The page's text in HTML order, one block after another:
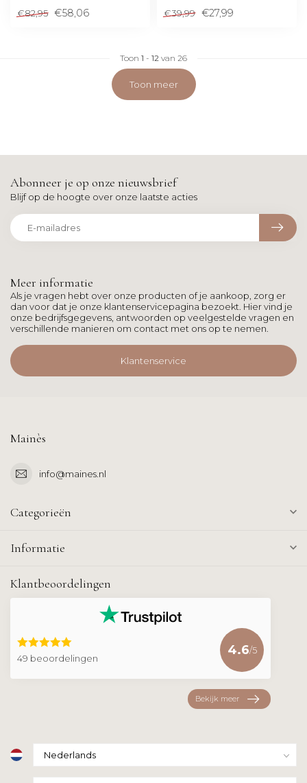
€82,95 €58,06 €39,99 €27,99
Toon 1 - 12 van 26
Toon meer
Meer informatie
Als je vragen hebt over onze producten of je aankoop, zorg er
dan voor dat je onze klantenservicepagina bezoekt. Hier vind je
onze bedrijfsgegevens, antwoorden op veelgestelde vragen en
verschillende manieren om contact met ons op te nemen.
Klantenservice
Abonneer je op onze nieuwsbrief
Blijf op de hoogte over onze laatste acties
Mainès
info@maines.nl
Categorieën
Informatie
Klantbeoordelingen
49 beoordelingen
4.6/5
Bekijk meer